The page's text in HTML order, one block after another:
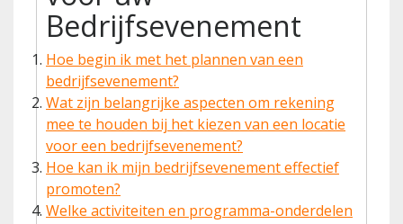
Bedrijfsevenement
Hoe begin ik met het plannen van een
bedrijfsevenement?
Wat zijn belangrijke aspecten om rekening
mee te houden bij het kiezen van een locatie
voor een bedrijfsevenement?
Hoe kan ik mijn bedrijfsevenement effectief
promoten?
Welke activiteiten en programma-onderdelen